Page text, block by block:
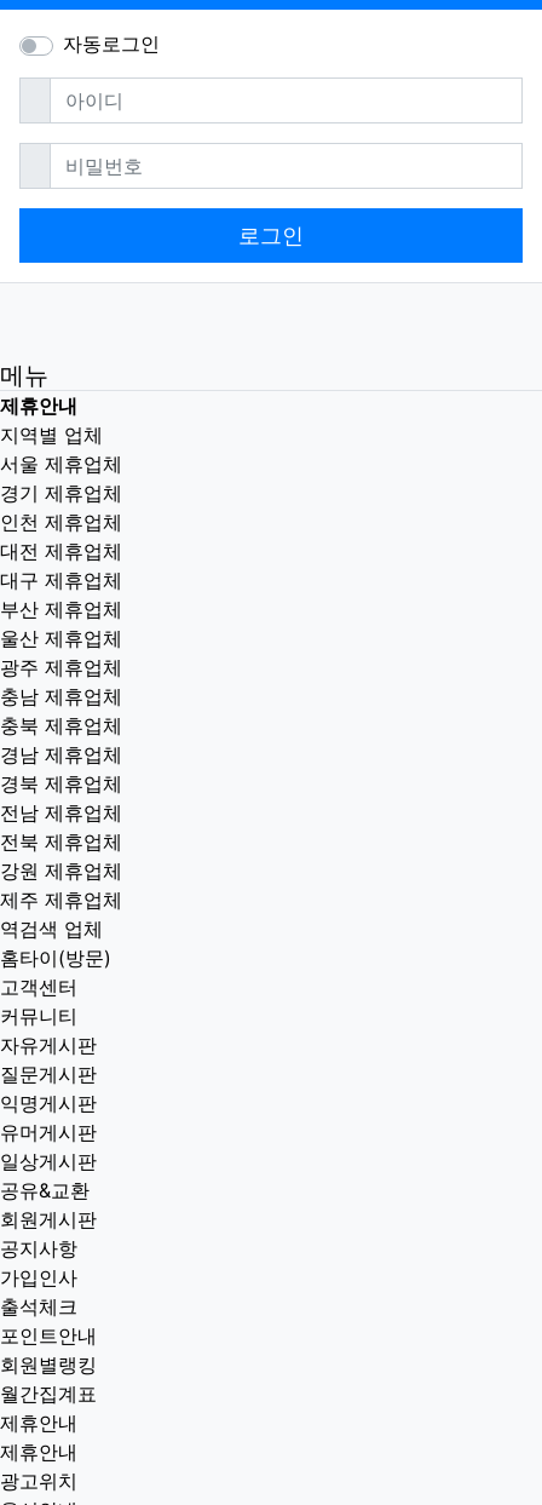
자동로그인
아이디필수
비밀번호필수
로그인
메뉴
제휴안내
지역별 업체
서울 제휴업체
경기 제휴업체
인천 제휴업체
대전 제휴업체
대구 제휴업체
부산 제휴업체
울산 제휴업체
광주 제휴업체
충남 제휴업체
충북 제휴업체
경남 제휴업체
경북 제휴업체
전남 제휴업체
전북 제휴업체
강원 제휴업체
제주 제휴업체
역검색 업체
홈타이(방문)
고객센터
커뮤니티
자유게시판
질문게시판
익명게시판
유머게시판
일상게시판
공유&교환
회원게시판
공지사항
가입인사
출석체크
포인트안내
회원별랭킹
월간집계표
제휴안내
제휴안내
광고위치